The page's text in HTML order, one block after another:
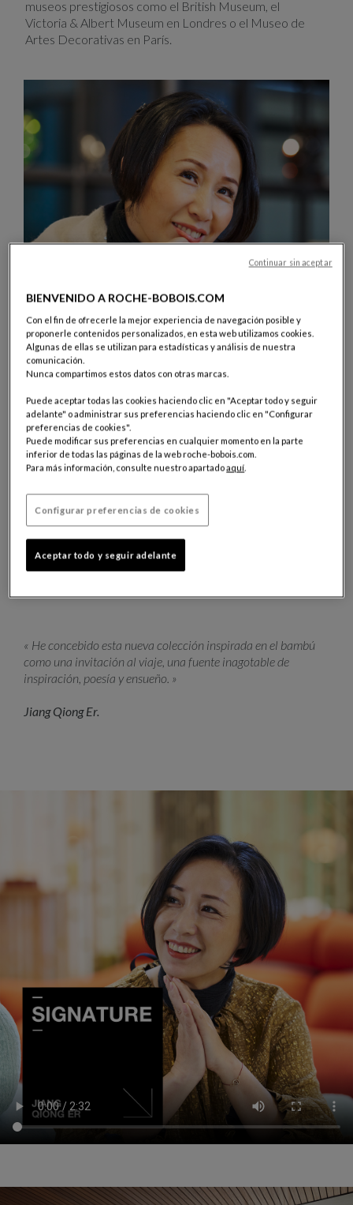
museos prestigiosos como el British Museum, el
Victoria & Albert Museum en Londres o el Museo de
Artes Decorativas en París.
Descubrir la colección
« He concebido esta nueva colección inspirada en el bambú
como una invitación al viaje, una fuente inagotable de
inspiración, poesía y ensueño. »
Jiang Qiong Er.
BIENVENIDO A ROCHE-BOBOIS.COM
Con el fin de ofrecerle la mejor experiencia de navegación posible y
proponerle contenidos personalizados, en esta web utilizamos cookies.
Algunas de ellas se utilizan para estadísticas y análisis de nuestra
comunicación.
Nunca compartimos estos datos con otras marcas.
Puede aceptar todas las cookies haciendo clic en "Aceptar todo y seguir
adelante" o administrar sus preferencias haciendo clic en "Configurar
preferencias de cookies".
Puede modificar sus preferencias en cualquier momento en la parte
inferior de todas las páginas de la web roche-bobois.com.
Para más información, consulte nuestro apartadoaquí
Configurar preferencias de cookies
Aceptar todo y seguir adelante
Continuar sin aceptar